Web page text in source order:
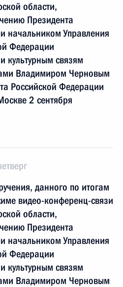
области,
Президента
начальником Управления
Федерации
культурным связям
Владимиром Черновым
Российской Федерации
2 сентября
данного по итогам
видео-конференц-связи
области,
Президента
начальником Управления
Федерации
культурным связям
Владимиром Черновым